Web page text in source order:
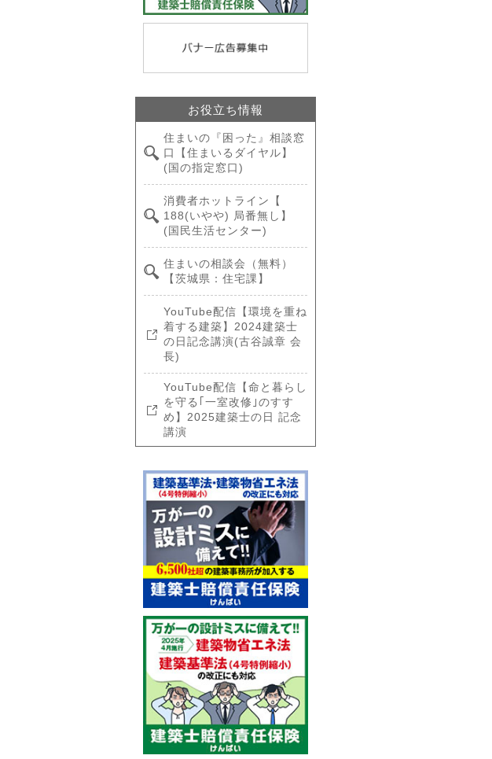
お役立ち情報
住まいの『困った』相談窓
口【住まいるダイヤル】
(国の指定窓口)
消費者ホットライン【
188(いやや) 局番無し】
(国民生活センター)
住まいの相談会（無料）
【茨城県：住宅課】
YouTube配信【環境を重ね
着する建築】2024建築士
の日記念講演(古谷誠章 会
長)
YouTube配信【命と暮らし
を守る｢一室改修｣のすす
め】2025建築士の日 記念
講演